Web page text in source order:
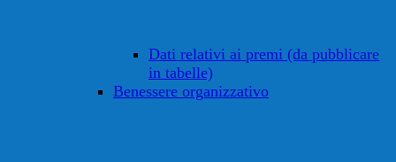
Dati relativi ai premi (da pubblicare
in tabelle)
Benessere organizzativo